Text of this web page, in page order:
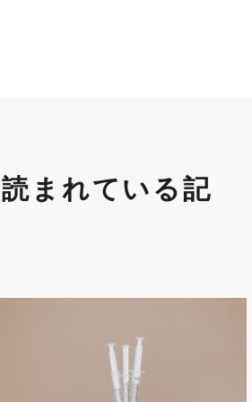
まれている記